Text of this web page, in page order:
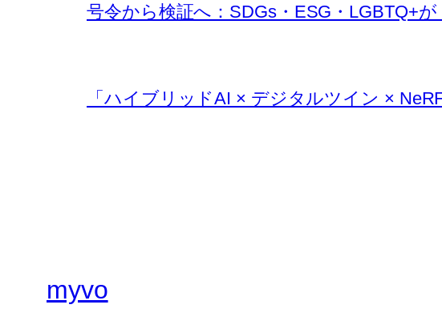
号令から検証へ：SDGs・ESG・LGBTQ+
「ハイブリッドAI × デジタルツイン ×
myvo